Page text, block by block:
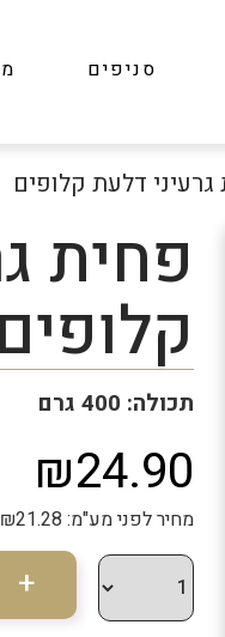
סניפים
גרעיני דלעת קלופים
פחית
קלופים
תכולה: 400 גרם
₪24.90
מחיר לפני מע"מ: ₪21.28 | מחיר ל 100 גרם: ₪6.22